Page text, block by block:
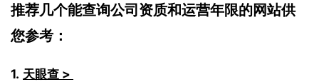
推荐几个能查询公司资质和运营年限的网站供
您参考：
1. 天眼查 >